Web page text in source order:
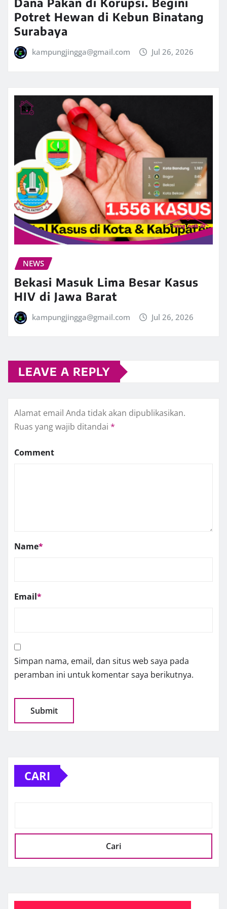
Potret Hewan di Kebun Binatang
Surabaya
kampungjingga@gmail.com Jul 26, 2026
NEWS
Bekasi Masuk Lima Besar Kasus
HIV di Jawa Barat
kampungjingga@gmail.com Jul 26, 2026
LEAVE A REPLY
Alamat email Anda tidak akan dipublikasikan.
Ruas yang wajib ditandai *
Comment
Name*
Email*
Simpan nama, email, dan situs web saya pada
peramban ini untuk komentar saya berikutnya.
CARI
Cari